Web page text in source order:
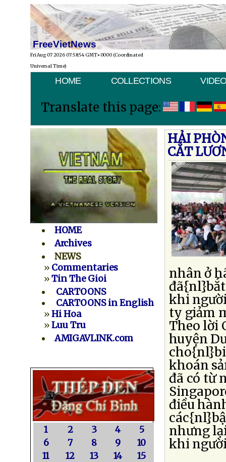
FreeVietNews
Fri Aug 07 2026 07:58:54 GMT+0000 (Coordinated
Universal Time)
HOME COLLECTIONS
Translate this page:
HOME
Archives
NEWS
» Commentaries
»Tin The Gioi
CARTOONS
CARTOONS in English
»Hi Hoa
»Luu Tru
AMIGAVLINK.com
1 2 3 4
5
6
7 8 9
10
11
12 13 14
15
HẢI
CẮT
nhân ở
khi
ty giảm
Theo lời
huyện
khoán
đã có từ
điều
nhưng
khi